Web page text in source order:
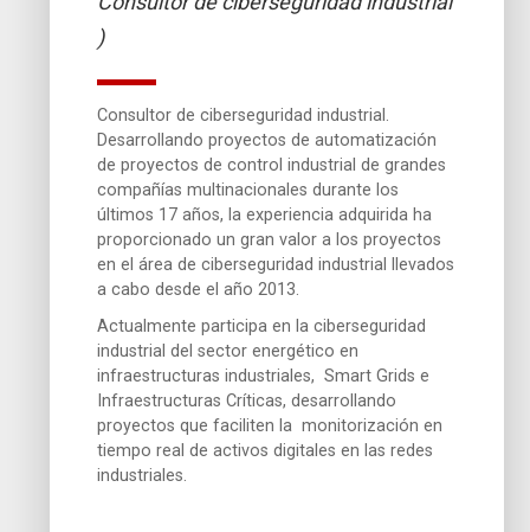
)
Consultor de ciberseguridad industrial.
Desarrollando proyectos de automatización
de proyectos de control industrial de grandes
compañías multinacionales durante los
últimos 17 años, la experiencia adquirida ha
proporcionado un gran valor a los proyectos
en el área de ciberseguridad industrial llevados
a cabo desde el año 2013.
Actualmente participa en la ciberseguridad
industrial del sector energético en
infraestructuras industriales, Smart Grids e
Infraestructuras Críticas, desarrollando
proyectos que faciliten la monitorización en
tiempo real de activos digitales en las redes
industriales.